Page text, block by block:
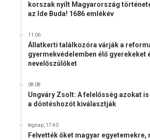
korszak nyílt Magyarország
az Ide Buda! 1686 emlékév
11:06
Állatkerti találkozóra várják a
gyermekvédelemben élő gyerekeket
nevelőszülőket
08:08
Ungváry Zsolt: A felelősség azokat
a döntéshozót kiválasztják
tegnap, 17:40
Felvették őket magyar egyetemekre,